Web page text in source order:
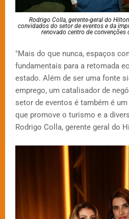
Rodrigo Colla, gerente-geral do
convidados do setor de eventos e da
renovado centro de
"Mais do que nunca, espaços
fundamentais para a retomada
estado. Além de ser uma fonte
emprego, um catalisador de
setor de eventos é também é
que promove o turismo e a
Rodrigo Colla, gerente geral do